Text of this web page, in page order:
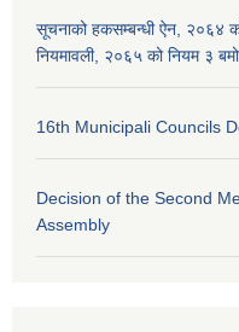
सूचनाको हकसम्बन्धी ऐन, २०६४
नियमावली, २०६५ को नियम ३
16th Municipali Councils
Decision of the Second
Assembly